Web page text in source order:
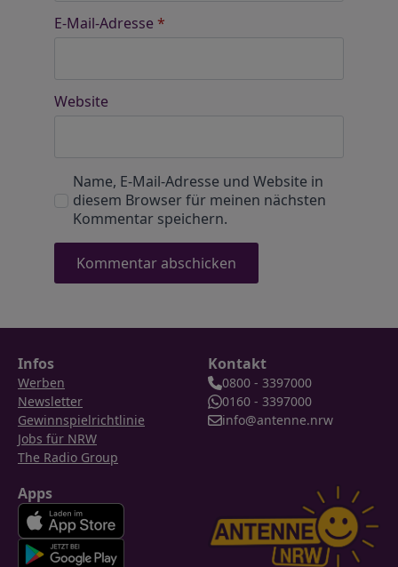
E-Mail-Adresse *
Website
Name, E-Mail-Adresse und Website in
diesem Browser für meinen nächsten
Kommentar speichern.
Infos
Werben
Newsletter
Gewinnspielrichtlinie
Jobs für NRW
The Radio Group
Kontakt
0800 - 3397000
0160 - 3397000
info@antenne.nrw
Apps